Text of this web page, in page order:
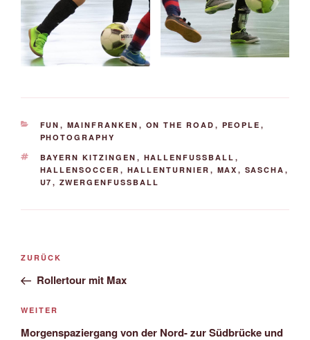
KATEGORIEN
FUN , MAINFRANKEN , ON THE ROAD , PEOPLE ,
PHOTOGRAPHY
SCHLAGWÖRTER
BAYERN KITZINGEN , HALLENFUSSBALL
,
HALLENSOCCER , HALLENTURNIER , MAX , SASCHA ,
U7 , ZWERGENFUSSBALL
Beitrags-
Vorheriger
Beitrag
ZURÜCK
Rollertour mit Max
Nächster
Beitrag
WEITER
Morgenspaziergang von der Nord- zur Südbrücke und